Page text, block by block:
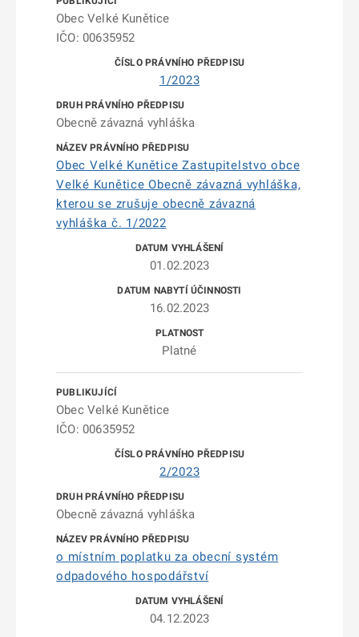
Obec Velké Kunětice
IČO: 00635952
1/2023
Obecně závazná vyhláška
Obec Velké Kunětice Zastupitelstvo obce
Velké Kunětice Obecně závazná vyhláška,
kterou se zrušuje obecně závazná
vyhláška č. 1/2022
01.02.2023
16.02.2023
Platné
Obec Velké Kunětice
IČO: 00635952
2/2023
Obecně závazná vyhláška
o místním poplatku za obecní systém
odpadového hospodářství
04.12.2023